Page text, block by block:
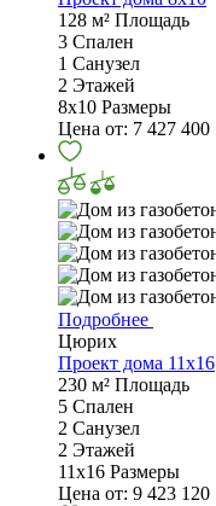
128 м² Площадь
3 Спален
1 Санузел
2 Этажей
8х10 Размеры
Цена от: 7 427 400
Подробнее
Цюрих
Проект дома 11х16
230 м² Площадь
5 Спален
2 Санузел
2 Этажей
11х16 Размеры
Цена от: 9 423 120